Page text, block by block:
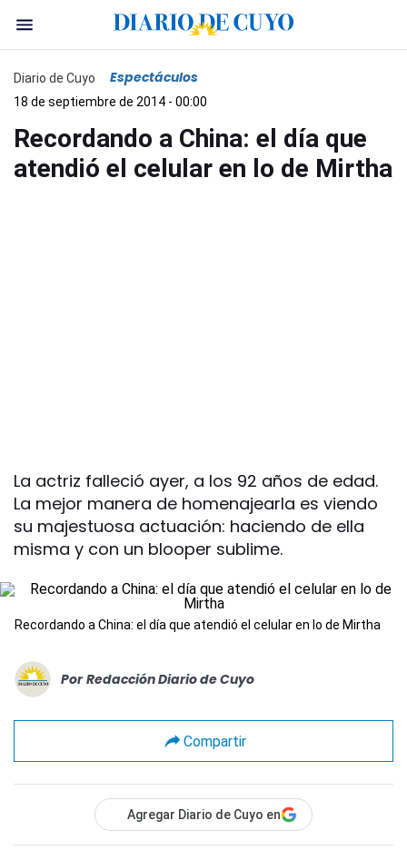
Diario de Cuyo Espectáculos
18 de septiembre de 2014 - 00:00
Recordando a China: el día que
atendió el celular en lo de Mirtha
La actriz falleció ayer, a los 92 años de edad.
La mejor manera de homenajearla es viendo
su majestuosa actuación: haciendo de ella
misma y con un blooper sublime.
Recordando a China: el día que atendió el celular en lo de Mirtha
Por Redacción Diario de Cuyo
Compartir
Agregar Diario de Cuyo en